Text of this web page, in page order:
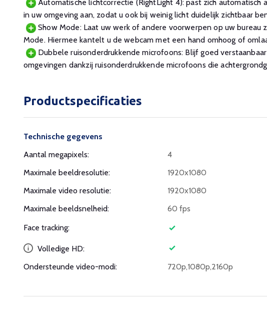
Automatische lichtcorrectie (RightLight 4): past zich automatisch
in uw omgeving aan, zodat u ook bij weinig licht duidelijk zichtbaar
Show Mode: Laat uw werk of andere voorwerpen op uw bureau
Mode. Hiermee kantelt u de webcam met een hand omhoog of
Dubbele ruisonderdrukkende microfoons: Blijf goed
omgevingen dankzij ruisonderdrukkende microfoons die
Productspecificaties
Technische gegevens
Aantal megapixels:
4
Maximale beeldresolutie:
1920x1080
Maximale video resolutie:
1920x1080
Maximale beeldsnelheid:
60 fps
Face tracking:
Volledige HD:
Ondersteunde video-modi:
720p,1080p,2160p